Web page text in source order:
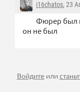
i16chatos, 23
Фюрер был
он не был
Войдите или